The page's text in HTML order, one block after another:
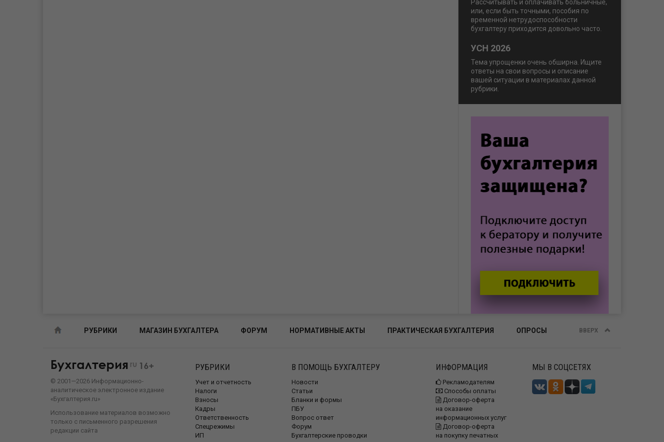
Рассчитывать и оплачивать больничные,
или, если быть точными, пособия по
временной нетрудоспособности
бухгалтеру приходится довольно часто.
УСН 2026
Тема упрощенки очень обширна. Ищите
ответы на свои вопросы и описание
вашей ситуации в материалах данной
рубрики.
РУБРИКИ МАГАЗИН БУХГАЛТЕРА ФОРУМ НОРМАТИВНЫЕ АКТЫ ПРАКТИЧЕСКАЯ БУХГАЛТЕРИЯ ОПРОСЫ ВВЕРХ
Бухгалтерия ru 16+
© 2001—2026 Информационно-
аналитическое электронное издание
«Бухгалтерия.ru»
Использование материалов возможно
только с письменного разрешения
редакции сайта
РУБРИКИ
Учет и отчетность
Налоги
Взносы
Кадры
Ответственность
Спецрежимы
ИП
В ПОМОЩЬ БУХГАЛТЕРУ
Новости
Статьи
Бланки и формы
ПБУ
Вопрос ответ
Форум
Бухгалтерские проводки
ИНФОРМАЦИЯ
Рекламодателям
Способы оплаты
Договор-оферта
на оказание
информационных услуг
Договор-оферта
на покупку печатных
МЫ В СОЦСЕТЯХ